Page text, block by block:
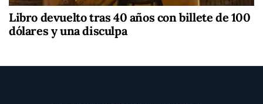
Libro devuelto tras 40 años con billete de 100
dólares y una disculpa